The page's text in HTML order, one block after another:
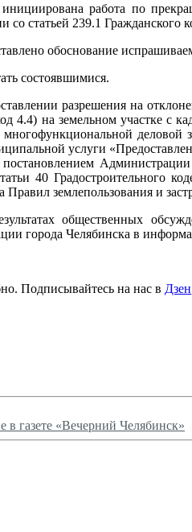
работа по
со статьей 239.1 Гражданского
обоснование
состоявшимися.
разрешения на
4.4) на земельном участке с
многофункциональной
услуги
постановлением
40 Градостроительного
землепользования и
общественных
города Челябинска в
Подписывайтесь на нас в Дзен
в газете «Вечерний Челябинск»